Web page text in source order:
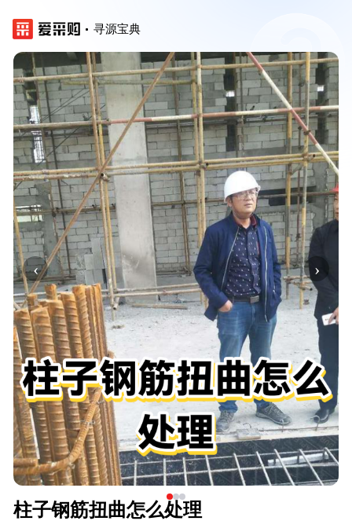
寻源宝典
‹ ›
柱子钢筋扭曲怎么处理